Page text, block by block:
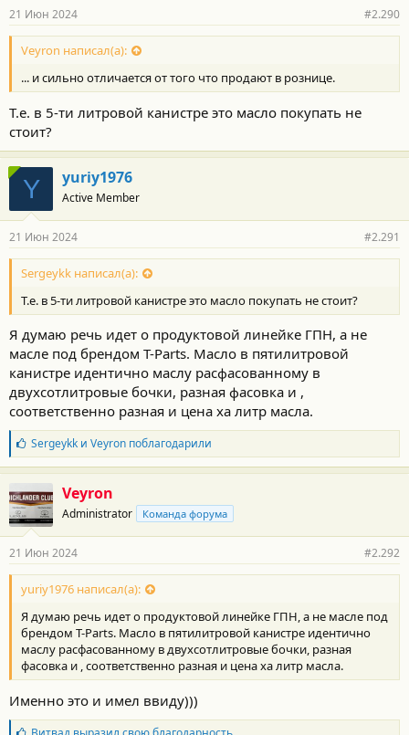
н
о
с
и
:
21 Июн 2024 #2.290
Veyron написал(а):
... и сильно отличается от того что продают в рознице.
Т.е. в 5-ти литровой канистре это масло покупать не
стоит?
Y yuriy1976
Active Member
21 Июн 2024 #2.291
Sergeykk написал(а):
Т.е. в 5-ти литровой канистре это масло покупать не стоит?
Я думаю речь идет о продуктовой линейке ГПН, а не
масле под брендом T-Parts. Масло в пятилитровой
канистре идентично маслу расфасованному в
двухсотлитровые бочки, разная фасовка и ,
соответственно разная и цена ха литр масла.
Б
л
а
о
д
а
н
о
с
и
:
Sergeykkи Veyronпоблагодарили
Veyron
Administrator Команда форума
21 Июн 2024 #2.292
yuriy1976 написал(а):
Я думаю речь идет о продуктовой линейке ГПН, а не масле под
брендом T-Parts. Масло в пятилитровой канистре идентично
маслу расфасованному в двухсотлитровые бочки, разная
фасовка и , соответственно разная и цена ха литр масла.
Именно это и имел ввиду)))
Б